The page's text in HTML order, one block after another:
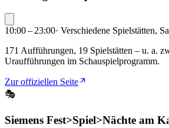
10:00 – 23:00· Verschiedene Spielstätten,
171 Aufführungen, 19 Spielstätten – u. a.
Uraufführungen im Schauspielprogramm.
Zur offiziellen Seite
🎭
Siemens Fest>Spiel>Nächte am